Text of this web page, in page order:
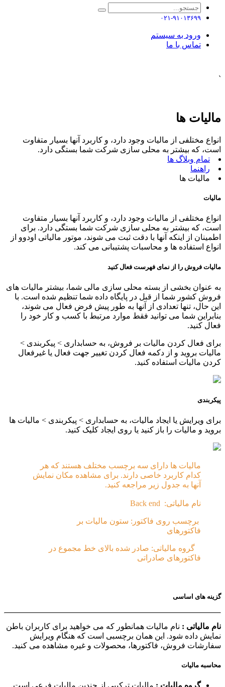
۰۲۱-۹۱۰۱۳۶۹۹
ورود به سیستم
تماس با ما
`
مالیات ها
انواع مختلفی از مالیات وجود دارد، و کاربرد آنها بسیار متفاوت
است، که بیشتر به محلی سازی شرکت شما بستگی دارد.
تمام وبلاگ ها
راهنما
مالیات ها
مالیات
انواع مختلفی از مالیات وجود دارد، و کاربرد آنها بسیار متفاوت
است، که بیشتر به محلی سازی شرکت شما بستگی دارد. برای
اطمینان از اینکه آنها با دقت ثبت می شوند، موتور مالیاتی اودوو از
انواع استفاده ها و محاسبات پشتیبانی می کند.
مالیات فروش را از نمای فهرست فعال کنید
به عنوان بخشی از بسته محلی سازی مالی شما، بیشتر مالیات های
فروش کشور شما از قبل در پایگاه داده شما تنظیم شده است. با
این حال، تنها تعدادی از آنها به طور پیش فرض فعال می شوند،
بنابراین شما می توانید فقط موارد مرتبط با کسب و کار خود را
فعال کنید.
برای فعال کردن مالیات بر فروش، به حسابداری > پیکربندی >
مالیات بروید و از دکمه فعال کردن تغییر جهت فعال یا غیرفعال
کردن مالیات استفاده کنید.
پیکربندی
برای ویرایش یا ایجاد مالیات، به حسابداری > پیکربندی > مالیات ها
بروید و مالیات را باز کنید یا روی ایجاد کلیک کنید.
مالیات ها دارای سه برچسب مختلف هستند که هر
کدام کاربرد خاصی دارند. برای مشاهده مکان نمایش
آنها به جدول زیر مراجعه کنید.
نام مالیاتی: Back end
برچسب روی فاکتور: ستون مالیات بر
فاکتورهای
گروه مالیاتی: صادر شده بالای خط مجموع در
فاکتورهای صادراتی
گزینه های اساسی
نام مالیاتی : نام مالیات همانطور که می خواهید برای کاربران باطن
نمایش داده شود. این همان برچسبی است که هنگام ویرایش
سفارشات فروش، فاکتورها، محصولات و غیره مشاهده می کنید.
محاسبه مالیات
گروه مالیات : مالیات ترکیبی از چندین مالیات فرعی است.